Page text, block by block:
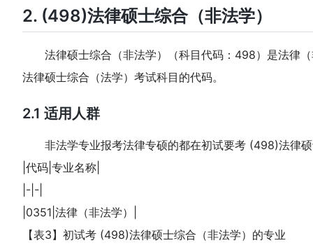
2. (498)法律硕士综合（非法学）
法律硕士综合（非法学）（科目代码：498）是法律（
法律硕士综合（法学）考试科目的代码。
2.1 适用人群
非法学专业报考法律专硕的都在初试要考 (498)法律硕
|代码|专业名称|
|-|-|
|0351|法律（非法学）|
【表3】初试考 (498)法律硕士综合（非法学）的专业